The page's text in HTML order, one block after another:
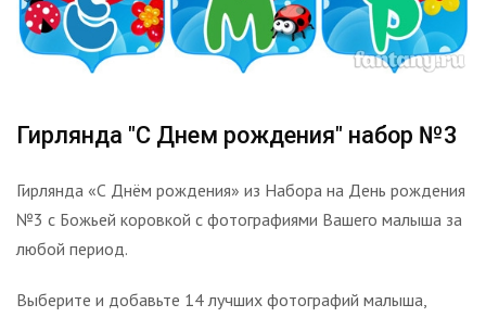
Гирлянда "С Днем рождения" набор №3
Гирлянда «С Днём рождения» из Набора на День рождения
№3 с Божьей коровкой с фотографиями Вашего малыша за
любой период.
Выберите и добавьте 14 лучших фотографий малыша,